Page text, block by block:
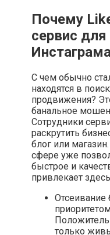
Почему
сервис для
С чем обычно
находятся в
продвижения?
банальное
Сотрудники
раскрутить
блог или
сфере уже
быстрое и
привлекает
Отсеивание
только